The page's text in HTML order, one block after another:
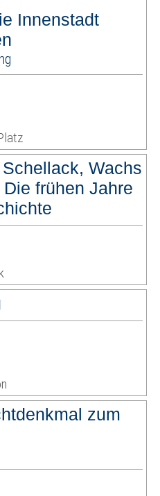
Innenstadt
Wachs
frühen Jahre
zum